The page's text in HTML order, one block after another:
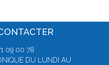
09 00 78
DU LUNDI AU